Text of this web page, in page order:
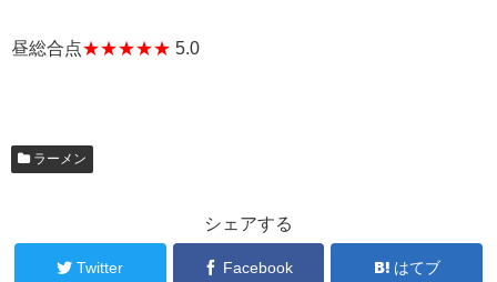
昼総合点★★★★★ 5.0
ラーメン
シェアする
Twitter Facebook はてブ